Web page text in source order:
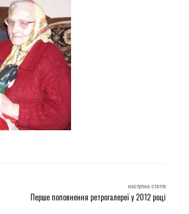
наступна стаття
Перше поповнення ретрогалереї у 2012 році